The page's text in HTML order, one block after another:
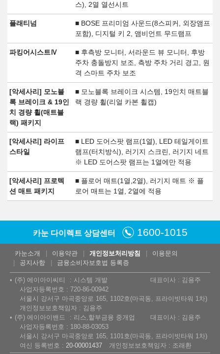
스), 2열 열선시트
플래티넘
■ BOSE 프리미엄 사운드(8스피커, 외장앰프
포함), 디지털 키 2, 앰비언트 무드램프
파킹어시스트Ⅳ
■ 후측방 모니터, 서라운드 뷰 모니터, 후방
주차 충돌방지 보조, 측방 주차 거리 경고, 원
격 스마트 주차 보조
[악세사리] 모노블
록 브레이크 & 19인
치 경량 휠(매트블
랙) 패키지
■ 모노블록 브레이크 시스템, 19인치 매트블
랙 경량 휠(리얼 카본 휠캡)
[악세사리] 라이프
스타일
■ LED 도어스팟 램프(1열), LED 테일게이트
램프(터치방식), 러기지 스크린, 러기지 네트
※ LED 도어스팟 램프는 1열에만 적용
[악세사리] 프로텍
션 매트 패키지
■ 플로어 매트(1열,2열), 러기지 매트 ※ 플
로어 매트는 1열, 2열에 적용
카눈 다이렉트 상담센터 1600-1015
카눈소개 이용약관 개인정보처리방침
이용문의
공지사항
금융소비자보호법 등록증
(주) 에이아이씨티 시스템 개발
대표이사 : 김용주
사업자등록번호 : 720-86-00942
서울시 강서구 마곡중앙로 165, 1102호(마곡동, 프라이빗타워 1차)
개인정보보호책임자 : 김용주
(주) 에이아이밴드
리스,할부금융 중개업
대표이사 : 김용주
사업자등록번호 : 180-88-03053
서울시 강서구 마곡중앙로 165, 1101호(마곡동, 프라이빗타워 1차)
여신 등록번호 : 20-00001437 개인정보보호책임자 : 조래환